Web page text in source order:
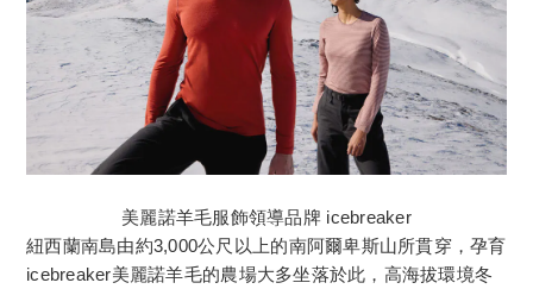
美麗諾羊毛服飾領導品牌 icebreaker
紐西蘭南島由約3,000公尺以上的南阿爾卑斯山所貫穿，孕育
icebreaker美麗諾羊毛的農場大多坐落於此，高海拔環境冬